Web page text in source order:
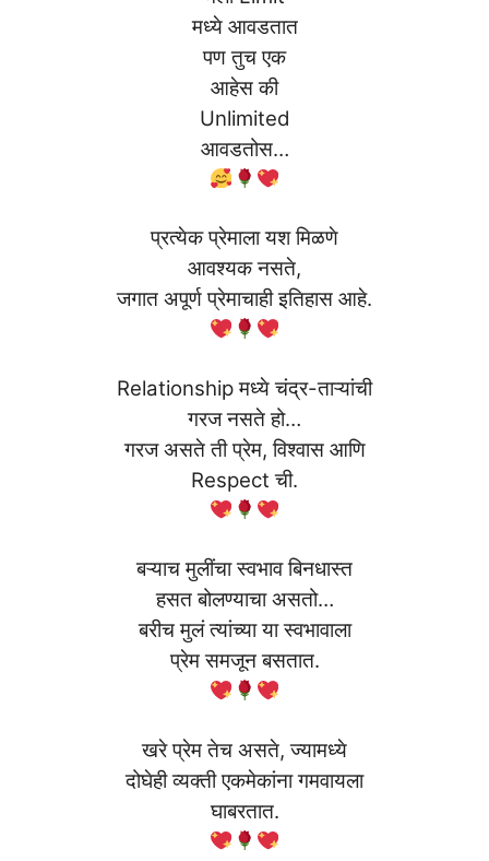
मध्ये आवडतात
पण तुच एक
आहेस की
Unlimited
आवडतोस…
प्रत्येक प्रेमाला यश मिळणे
आवश्यक नसते,
जगात अपूर्ण प्रेमाचाही इतिहास आहे.
Relationship मध्ये चंद्र-ताऱ्यांची
गरज नसते हो…
गरज असते ती प्रेम, विश्वास आणि
Respect ची.
बऱ्याच मुलींचा स्वभाव बिनधास्त
हसत बोलण्याचा असतो…
बरीच मुलं त्यांच्या या स्वभावाला
प्रेम समजून बसतात.
खरे प्रेम तेच असते, ज्यामध्ये
दोघेही व्यक्ती एकमेकांना गमवायला
घाबरतात.